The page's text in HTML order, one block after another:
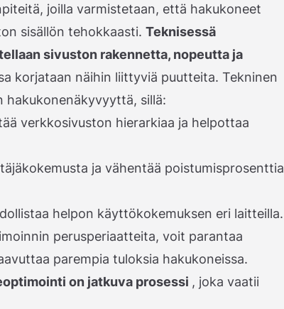
joilla varmistetaan, että hakukoneet
sisällön tehokkaasti. Teknisessä
sivuston rakennetta, nopeutta ja
korjataan näihin liittyviä puutteita. Tekninen
sillä:
verkkosivuston hierarkiaa ja helpottaa
ja vähentää poistumisprosenttia
helpon käyttökokemuksen eri laitteilla.
perusperiaatteita, voit parantaa
parempia tuloksia hakukoneissa.
on jatkuva prosessi , joka vaatii